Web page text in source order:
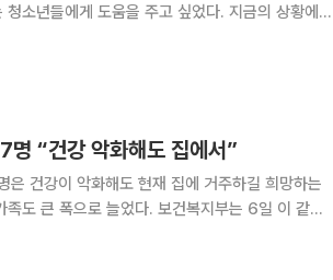
소년들에게 도움을 주고 싶었다. 지금의 상황에
선 가정
명 “건강 악화해도 집에서”
건강이 악화해도 현재 집에 거주하길 희망하는
었다. 보건복지부는 6일 이 같은
인터넷설문을